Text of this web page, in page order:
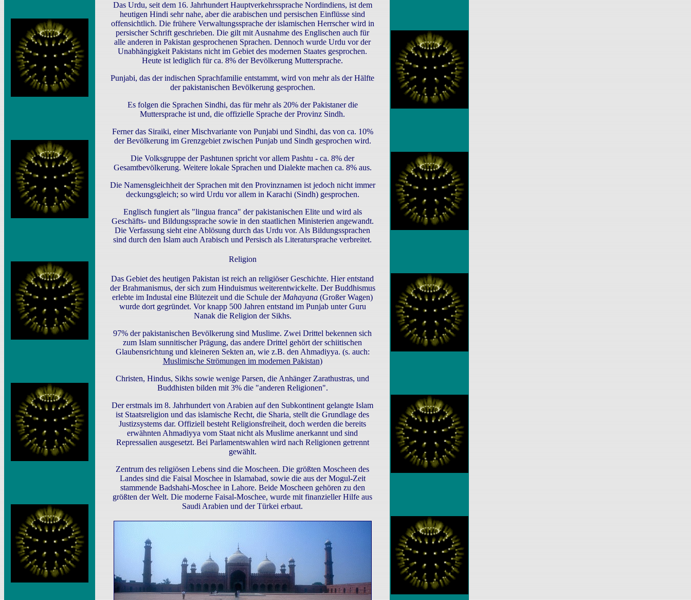
Das Urdu, seit dem 16. Jahrhundert Hauptverkehrssprache Nordindiens, ist dem
heutigen Hindi sehr nahe, aber die arabischen und persischen Einflüsse sind
offensichtlich. Die frühere Verwaltungssprache der islamischen Herrscher wird in
persischer Schrift geschrieben. Die gilt mit Ausnahme des Englischen auch für
alle anderen in Pakistan gesprochenen Sprachen. Dennoch wurde Urdu vor der
Unabhängigkeit Pakistans nicht im Gebiet des modernen Staates gesprochen.
Heute ist lediglich für ca. 8% der Bevölkerung Muttersprache.
Punjabi, das der indischen Sprachfamilie entstammt, wird von mehr als der Hälfte
der pakistanischen Bevölkerung gesprochen.
Es folgen die Sprachen Sindhi, das für mehr als 20% der Pakistaner die
Muttersprache ist und, die offizielle Sprache der Provinz Sindh.
Ferner das Siraiki, einer Mischvariante von Punjabi und Sindhi, das von ca. 10%
der Bevölkerung im Grenzgebiet zwischen Punjab und Sindh gesprochen wird.
Die Volksgruppe der Pashtunen spricht vor allem Pashtu - ca. 8% der
Gesamtbevölkerung. Weitere lokale Sprachen und Dialekte machen ca. 8% aus.
Die Namensgleichheit der Sprachen mit den Provinznamen ist jedoch nicht immer
deckungsgleich; so wird Urdu vor allem in Karachi (Sindh) gesprochen.
Englisch fungiert als "lingua franca" der pakistanischen Elite und wird als
Geschäfts- und Bildungssprache sowie in den staatlichen Ministerien angewandt.
Die Verfassung sieht eine Ablösung durch das Urdu vor. Als Bildungssprachen
sind durch den Islam auch Arabisch und Persisch als Literatursprache verbreitet.
Religion
Das Gebiet des heutigen Pakistan ist reich an religiöser Geschichte. Hier entstand
der Brahmanismus, der sich zum Hinduismus weiterentwickelte. Der Buddhismus
erlebte im Industal eine Blütezeit und die Schule derMahayana(Großer Wagen)
wurde dort gegründet. Vor knapp 500 Jahren entstand im Punjab unter Guru
Nanak die Religion der Sikhs.
97% der pakistanischen Bevölkerung sind Muslime. Zwei Drittel bekennen sich
zum Islam sunnitischer Prägung, das andere Drittel gehört der schiitischen
Glaubensrichtung und kleineren Sekten an, wie z.B. den Ahmadiyya. (s. auch:
Muslimische Strömungen im modernen Pakistan)
Christen, Hindus, Sikhs sowie wenige Parsen, die Anhänger Zarathustras, und
Buddhisten bilden mit 3% die "anderen Religionen".
Der erstmals im 8. Jahrhundert von Arabien auf den Subkontinent gelangte Islam
ist Staatsreligion und das islamische Recht, die Sharia, stellt die Grundlage des
Justizsystems dar. Offiziell besteht Religionsfreiheit, doch werden die bereits
erwähnten Ahmadiyya vom Staat nicht als Muslime anerkannt und sind
Repressalien ausgesetzt. Bei Parlamentswahlen wird nach Religionen getrennt
gewählt.
Zentrum des religiösen Lebens sind die Moscheen. Die größten Moscheen des
Landes sind die Faisal Moschee in Islamabad, sowie die aus der Mogul-Zeit
stammende Badshahi-Moschee in Lahore. Beide Moscheen gehören zu den
größten der Welt. Die moderne Faisal-Moschee, wurde mit finanzieller Hilfe aus
Saudi Arabien und der Türkei erbaut.